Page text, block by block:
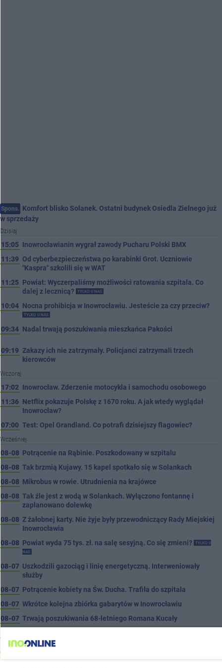
Spons. Komfort blisko Solanek. Ostatni budynek Osiedla Zielnego już
w sprzedaży
Dzisiaj
15:05 Inowrocławianin wygrał zawody Pucharu Polski BMX
11:39 Od cyberbezpieczeństwa po karabinki Grot. Uczniowie
"Kaspra" szkolili się w WAT
11:25 Powiat: Wyczerpaliśmy możliwości ratowania szpitala. Co
dalej z lecznicą?
TYLKO U NAS
10:04 Nocna prohibicja w Inowrocławiu. Jesteście za czy przeciw?
TYLKO U NAS
09:34 Nadal trwają poszukiwania mieszkańca Pakości
09:19 Zakazy ich nie zatrzymały. Policjanci zatrzymali trzech
kierowców
Wczoraj
17:02 Inowrocław. Zderzenie motocykla i samochodu osobowego
11:36 Netflix pokazuje Polskę z 1670 roku. A jak wtedy wyglądał
Inowrocław?
07:00 Test: Opel Grandland. Co potrafi dzisiejszy flagowiec?
Wcześniej
08-08 Potrącenie na Rąbinie. Poszkodowany w szpitalu
08-08 Tak brzmią Kujawy. 15 kapel spotkało się w Solankach
08-08 Mikrobus w rowie. Utrudnienia na krajówce
08-08 Tak źle jest z wodą w Solankach. Wyłączono fontannę i
zaplanowano dolewkę
08-08 Z żałobnej karty. Nie żyje były przewodniczący Rady Miejskiej
Inowrocławia
08-08 Powiat wyda 75 tys. zł. na salę sesyjną. Co się zmieni?
TYLKO U
NAS
08-07 Uszkodzili gazociąg i linię energetyczną. Interweniowały
służby
08-07 Potrącenie kobiety na Św. Ducha. Trafiła do szpitala
08-07 Wkrótce kolejna zbiórka gabarytów w Inowrocławiu
08-07 Trwają poszukiwania 68-letniego Romana Kucały
08-07 Tragedia pod Janikowem. Na słupie energetycznym